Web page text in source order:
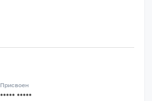
Присвоен
***** *****